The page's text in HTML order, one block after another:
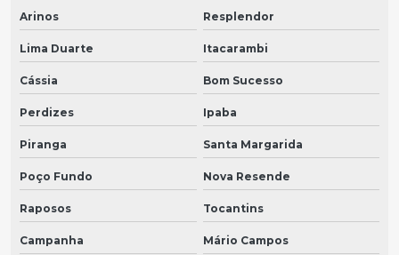
Arinos Resplendor
Lima Duarte Itacarambi
Cássia Bom Sucesso
Perdizes Ipaba
Piranga Santa Margarida
Poço Fundo Nova Resende
Raposos Tocantins
Campanha Mário Campos